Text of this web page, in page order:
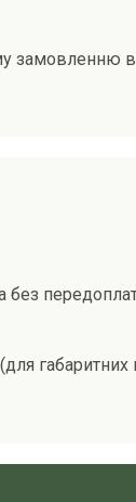
замовленню
без
габаритних